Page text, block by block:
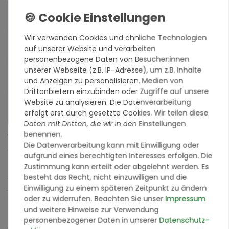
Beschreibung
Bewertungen
Hersteller
Verantwortlich in der EU
Wir sind von unseren Produkten überzeugt und zeigen es Ihnen
auch!
Ein Bild sagt mehr als 1000 Worte. Doch ein Produktmuster
sagt mindestens 1000 Worte mehr. Mit unserer Produktmuster-
Aktion können Sie sich vollkommen risikofrei von der Qualität
unserer Produkte überzeugen.
Sie erhalten ein Farbmuster, in der Größe von ca. 7 x 10 cm von
der Originalware aus der Charge, die wir in diesem Moment im
Wir verwenden Cookies und ähnliche Technologien
auf unserer Website und verarbeiten
personenbezogene Daten von Besucher:innen
unserer Webseite (z.B. IP-Adresse), um z.B. Inhalte
und Anzeigen zu personalisieren, Medien von
Drittanbietern einzubinden oder Zugriffe auf unsere
Website zu analysieren. Die Datenverarbeitung
erfolgt erst durch gesetzte Cookies. Wir teilen diese
Daten mit Dritten, die wir in den Einstellungen
benennen.
Die Datenverarbeitung kann mit Einwilligung oder
aufgrund eines berechtigten Interesses erfolgen. Die
Zustimmung kann erteilt oder abgelehnt werden. Es
besteht das Recht, nicht einzuwilligen und die
Einwilligung zu einem späteren Zeitpunkt zu ändern
oder zu widerrufen. Beachten Sie unserImpressum
und weitere Hinweise zur Verwendung
personenbezogener Daten in unsererDaten­schutz­